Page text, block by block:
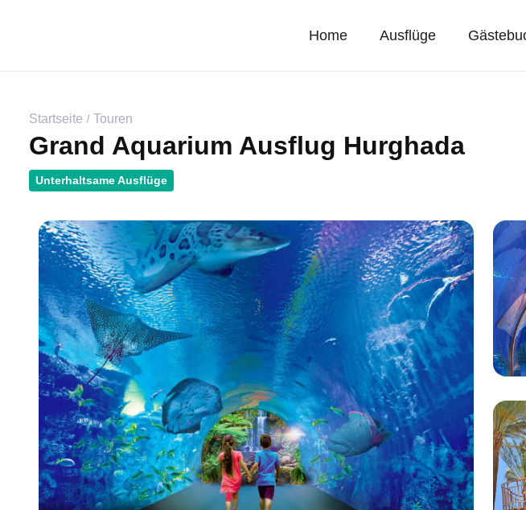
Home Ausflüge
Startseite Touren
Grand Aquarium Ausflug Hurghada
Unterhaltsame Ausflüge